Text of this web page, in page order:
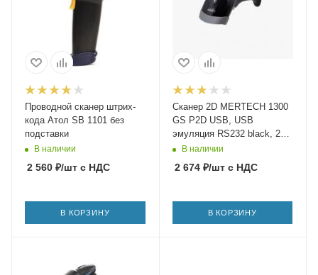
Проводной сканер штрих-
кода Атол SB 1101 без
подставки
В наличии
2 560 ₽/шт с НДС
В КОРЗИНУ
Сканер 2D MERTECH 1300
GS P2D USB, USB
эмуляция RS232 black, 2m
cableВ наличии
2 674₽/штс НДС
В КОРЗИНУ